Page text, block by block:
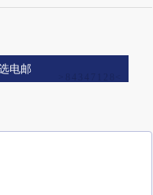
电邮